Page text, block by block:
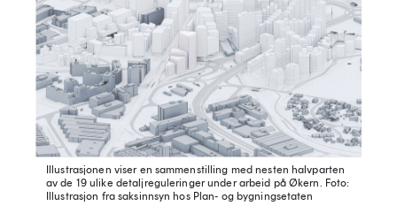
Illustrasjonen viser en sammenstilling med nesten halvparten
av de 19 ulike detaljreguleringer under arbeid på Økern.
Foto:
Illustrasjon fra saksinnsyn hos Plan- og bygningsetaten